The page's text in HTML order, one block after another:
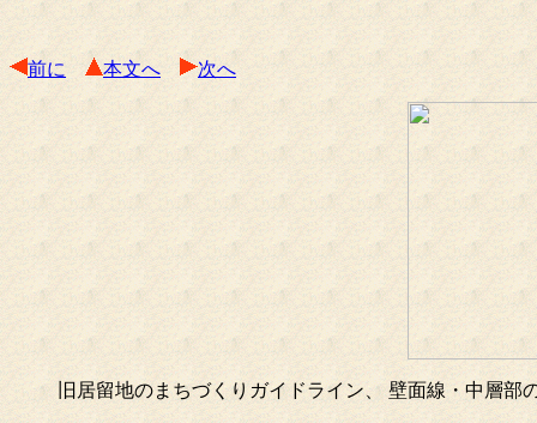
前に 本文へ 次へ
旧居留地のまちづくりガイドライン、 壁面線・中層部